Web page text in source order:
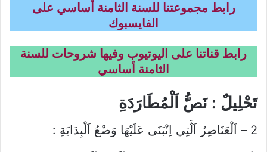
رابط مجموعتنا للسنة الثامنة أساسي على
الفايسبوك
رابط قناتنا على اليوتيوب وفيها شروحات للسنة
الثامنة أساسي
تَحْلِيلٌ : نَصُّ اَلْمُطَارَدَةِ
2 – اَلْعَنَاصِرُ اَلَّتِي اِنْبَنَى عَلَيْهَا وَضْعُ اَلْبِدَايَةِ :